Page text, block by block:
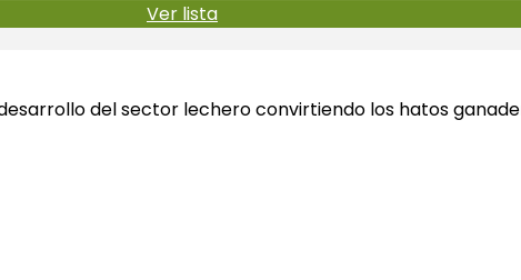
Ver lista
del sector lechero convirtiendo los hatos